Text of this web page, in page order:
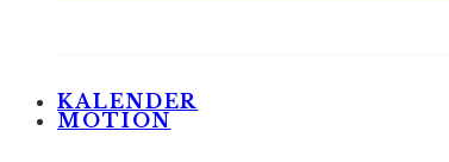
KALENDER
MOTION